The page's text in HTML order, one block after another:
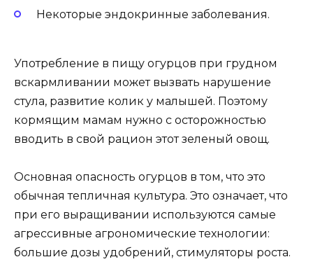
Некоторые эндокринные заболевания.
Употребление в пищу огурцов при грудном
вскармливании может вызвать нарушение
стула, развитие колик у малышей. Поэтому
кормящим мамам нужно с осторожностью
вводить в свой рацион этот зеленый овощ.
Основная опасность огурцов в том, что это
обычная тепличная культура. Это означает, что
при его выращивании используются самые
агрессивные агрономические технологии:
большие дозы удобрений, стимуляторы роста.